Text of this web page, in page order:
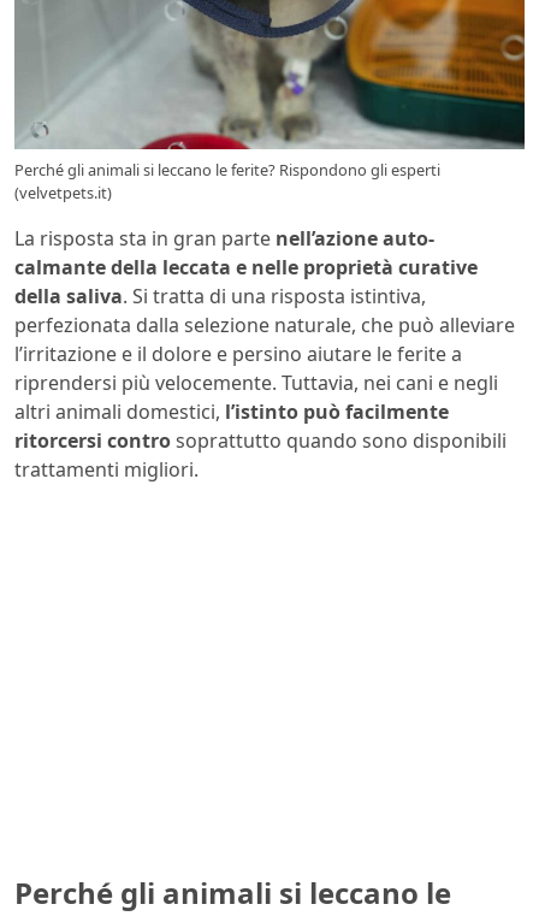
Perché gli animali si leccano le ferite? Rispondono gli esperti
(velvetpets.it)
La risposta sta in gran parte nell’azione auto-
calmante della leccata e nelle proprietà curative
della saliva. Si tratta di una risposta istintiva,
perfezionata dalla selezione naturale, che può alleviare
l’irritazione e il dolore e persino aiutare le ferite a
riprendersi più velocemente. Tuttavia, nei cani e negli
altri animali domestici, l’istinto può facilmente
ritorcersi controsoprattutto quando sono disponibili
trattamenti migliori.
Perché gli animali si leccano le